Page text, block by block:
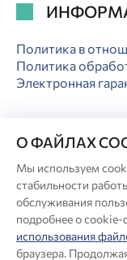
Политика в
Политика
Электронная
Производитель
О ФАЙЛАХ
Мы используем
стабильности
обслуживания
подробнее о cookie-
использования
браузера.